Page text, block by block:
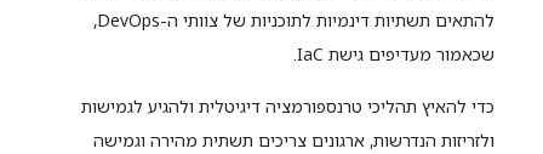
להתאים תשתיות דינמיות לתוכניות של צוותי ה-DevOps,
שכאמור מעדיפים גישת IaC.
כדי להאיץ תהליכי טרנספורמציה דיגיטלית ולהגיע לגמישות
ולזריזות הנדרשות, ארגונים צריכים תשתית מהירה וגמישה